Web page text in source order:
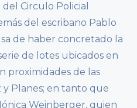
Circulo Policial
del escribano Pablo
de haber concretado la
de lotes ubicados en
proximidades de las
y Planes; en tanto que
Weinberger, quien